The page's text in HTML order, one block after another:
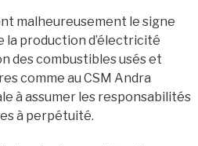
malheureusement le signe
la production d’électricité
des combustibles usés et
comme au CSM Andra
à assumer les responsabilités
à perpétuité.